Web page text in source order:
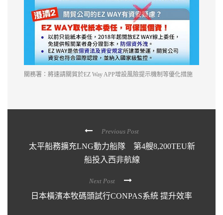
Previous Post
太平船務擴充LNG動力船隊 第4艘8,200TEU新
船投入西非航線
Next Post
日本橫濱本牧碼頭試行CONPAS系統 提升效率
關務署：將速請關貿於EZ Way APP增設風險提示機制等優化措施